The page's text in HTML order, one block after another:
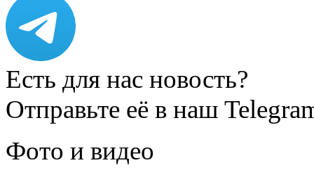
Есть для нас новость?
Отправьте её в наш
Фото и видео